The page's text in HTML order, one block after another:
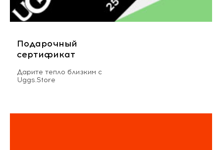
Подарочный
сертификат
Дарите тепло близким с
Uggs.Store